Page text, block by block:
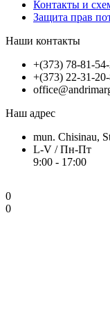
Контакты и
Защита прав
Наши контакты
+(373) 78-81-
+(373) 22-31-
Наш адрес
mun. Chisinau,
L-V / Пн-Пт
9:00 - 17:00
0
0